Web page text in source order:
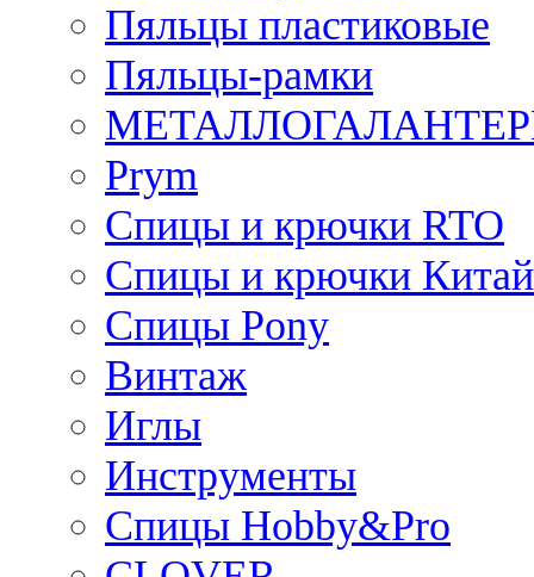
Пяльцы пластиковые
Пяльцы-рамки
Prym
Спицы и крючки RTO
Спицы и крючки Китай
Спицы Pony
Винтаж
Иглы
Инструменты
Спицы Hobby&Pro